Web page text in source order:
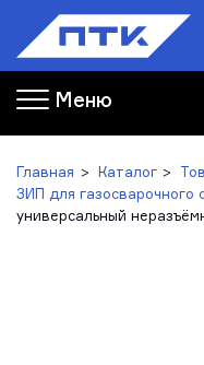
Меню
Главная Каталог
ЗИП для газосварочного
универсальный